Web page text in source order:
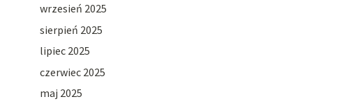
wrzesień 2025
sierpień 2025
lipiec 2025
czerwiec 2025
maj 2025